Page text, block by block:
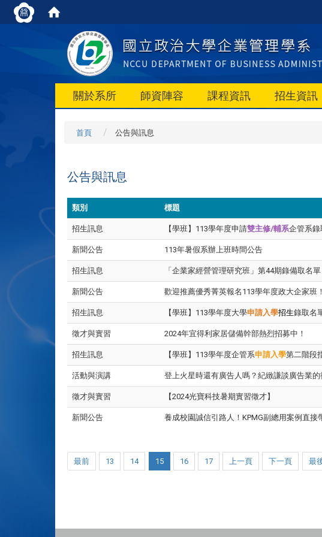
關於系所 師資陣容 課程資訊 招生資訊
首頁 公告與訊息
公告與訊息
類別 標題
招生訊息 【學班】113學年度申請雙主修/輔系企管系錄
新聞公告 113年暑假系辦上班時間公告
招生訊息 「企業家經營管理研究班」第44期錄備取名單
新聞公告 歡迎推薦優秀菁英報名113學年度政大企家班
招生訊息 【學班】113學年度大學申請入學招生錄取名
徵才與實習 2024年宜得利家居儲備幹部熱烈招募中！
招生訊息 【學班】113學年度企管系申請入學第二階段
活動與演講 登上火星時還有廣告人嗎？紀緻謙談廣告業的
徵才與實習 【2024光寶科技暑期實習徵才】
新聞公告 養成校園誠信引路人！KPMG副總用案例直接
最前 13 14 15 16 17 上一頁 下一頁 最